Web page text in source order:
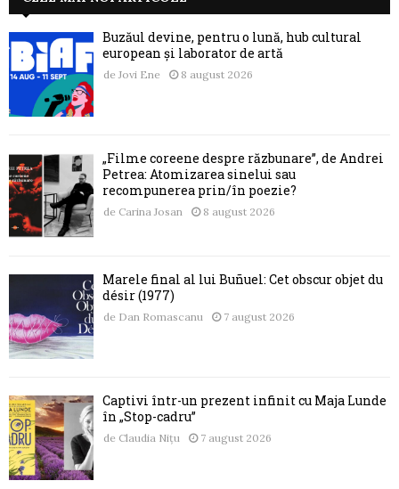
Buzăul devine, pentru o lună, hub cultural
european și laborator de artă
de Jovi Ene 8 august 2026
„Filme coreene despre răzbunare”, de Andrei
Petrea: Atomizarea sinelui sau
recompunerea prin/în poezie?
de Carina Josan 8 august 2026
Marele final al lui Buñuel: Cet obscur objet du
désir (1977)
de Dan Romascanu 7 august 2026
Captivi într-un prezent infinit cu Maja Lunde
în „Stop-cadru”
de Claudia Nițu 7 august 2026